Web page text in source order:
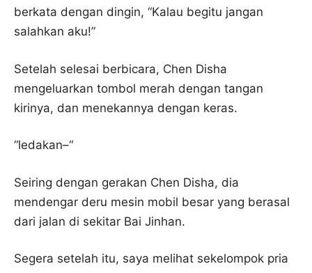
berkata dengan dingin, “Kalau begitu jangan
salahkan aku!”
Setelah selesai berbicara, Chen Disha
mengeluarkan tombol merah dengan tangan
kirinya, dan menekannya dengan keras.
“ledakan–“
Seiring dengan gerakan Chen Disha, dia
mendengar deru mesin mobil besar yang berasal
dari jalan di sekitar Bai Jinhan.
Segera setelah itu, saya melihat sekelompok pria